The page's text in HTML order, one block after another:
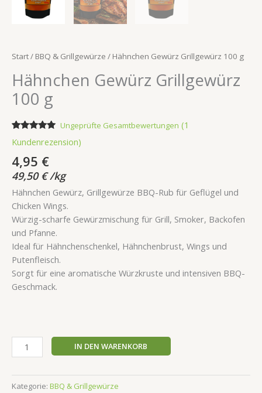
Start/ BBQ & Grillgewürze / Hähnchen Gewürz Grillgewürz 100 g
Hähnchen Gewürz Grillgewürz
100 g
Bewertet
mit5.00
basierend
auf
1
Kundenbewertung
Ungeprüfte Gesamtbewertungen (1
Kundenrezension)
4,95 €
49,50€ /kg
Hähnchen Gewürz, Grillgewürze BBQ-Rub für Geflügel und
Chicken Wings.
Würzig-scharfe Gewürzmischung für Grill, Smoker, Backofen
und Pfanne.
Ideal für Hähnchenschenkel, Hähnchenbrust, Wings und
Putenfleisch.
Sorgt für eine aromatische Würzkruste und intensiven BBQ-
Geschmack.
IN DEN WARENKORB
Kategorie: BBQ & Grillgewürze